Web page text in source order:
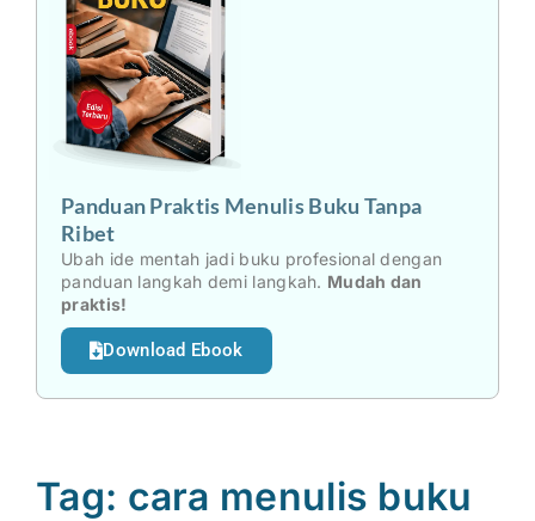
Panduan Praktis Menulis Buku Tanpa
Ribet
Ubah ide mentah jadi buku profesional dengan
panduan langkah demi langkah. Mudah dan
praktis!
Download Ebook
Tag: cara menulis buku